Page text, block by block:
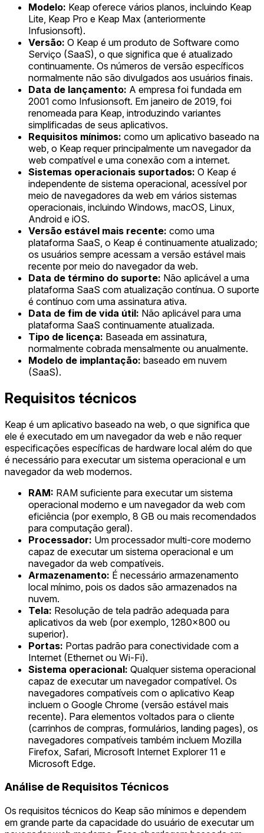
Modelo: Keap oferece vários planos, incluindo Keap
Lite, Keap Pro e Keap Max (anteriormente
Infusionsoft).
Versão: O Keap é um produto de Software como
Serviço (SaaS), o que significa que é atualizado
continuamente. Os números de versão específicos
normalmente não são divulgados aos usuários finais.
Data de lançamento: A empresa foi fundada em
2001 como Infusionsoft. Em janeiro de 2019, foi
renomeada para Keap, introduzindo variantes
simplificadas de seus aplicativos.
Requisitos mínimos: como um aplicativo baseado na
web, o Keap requer principalmente um navegador da
web compatível e uma conexão com a internet.
Sistemas operacionais suportados: O Keap é
independente de sistema operacional, acessível por
meio de navegadores da web em vários sistemas
operacionais, incluindo Windows, macOS, Linux,
Android e iOS.
Versão estável mais recente: como uma
plataforma SaaS, o Keap é continuamente atualizado;
os usuários sempre acessam a versão estável mais
recente por meio do navegador da web.
Data de término do suporte: Não aplicável a uma
plataforma SaaS com atualização contínua. O suporte
é contínuo com uma assinatura ativa.
Data de fim de vida útil: Não aplicável para uma
plataforma SaaS continuamente atualizada.
Tipo de licença: Baseada em assinatura,
normalmente cobrada mensalmente ou anualmente.
Modelo de implantação: baseado em nuvem
(SaaS).
Requisitos técnicos
Keap é um aplicativo baseado na web, o que significa que
ele é executado em um navegador da web e não requer
especificações específicas de hardware local além do que
é necessário para executar um sistema operacional e um
navegador da web modernos.
RAM: RAM suficiente para executar um sistema
operacional moderno e um navegador da web com
eficiência (por exemplo, 8 GB ou mais recomendados
para computação geral).
Processador: Um processador multi-core moderno
capaz de executar um sistema operacional e um
navegador da web compatíveis.
Armazenamento: É necessário armazenamento
local mínimo, pois os dados são armazenados na
nuvem.
Tela: Resolução de tela padrão adequada para
aplicativos da web (por exemplo, 1280x800 ou
superior).
Portas: Portas padrão para conectividade com a
Internet (Ethernet ou Wi-Fi).
Sistema operacional: Qualquer sistema operacional
capaz de executar um navegador compatível. Os
navegadores compatíveis com o aplicativo Keap
incluem o Google Chrome (versão estável mais
recente). Para elementos voltados para o cliente
(carrinhos de compras, formulários, landing pages), os
navegadores compatíveis também incluem Mozilla
Firefox, Safari, Microsoft Internet Explorer 11 e
Microsoft Edge.
Análise de Requisitos Técnicos
Os requisitos técnicos do Keap são mínimos e dependem
em grande parte da capacidade do usuário de executar um